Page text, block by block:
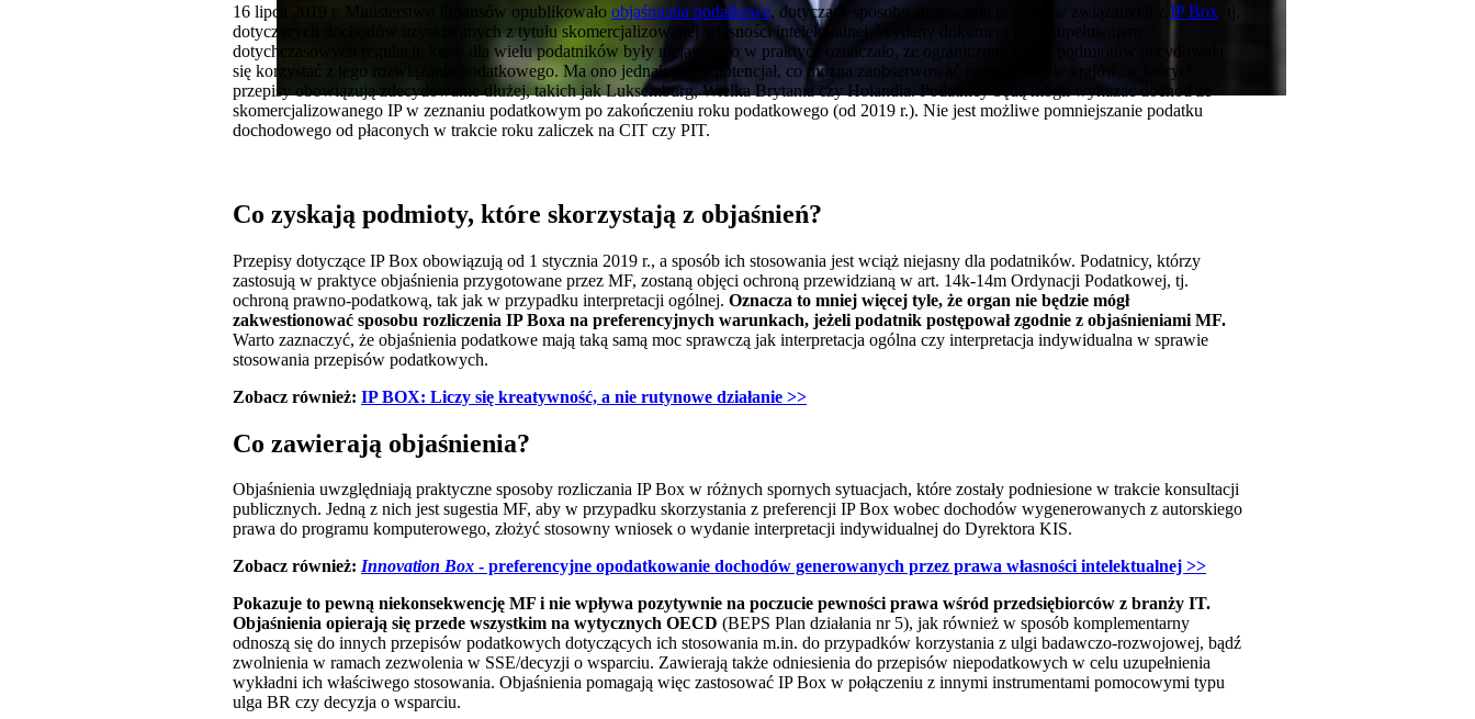
16 lipca 2019 r. Ministerstwo Finansów opublikowało objaśnienia podatkowe, dotyczące sposobu stosowania przepisów związanych z IP Box
dotyczących dochodów uzyskiwanych z tytułu skomercjalizowanej własności intelektualnej. Wydany dokument jest uzupełnieniem
dotychczasowych regulacji, które dla wielu podatników były niejasne, co w praktyce oznaczało, że ograniczona liczba podmiotów decydowała
się korzystać z tego rozwiązania podatkowego. Ma ono jednak spory potencjał, co można zaobserwować na przykładzie krajów, w których
przepisy obowiązują zdecydowanie dłużej, takich jak Luksemburg, Wielka Brytania czy Holandia. Podatnicy będą mogli wykazać dochód ze
skomercjalizowanego IP w zeznaniu podatkowym po zakończeniu roku podatkowego (od 2019 r.). Nie jest możliwe pomniejszanie podatku
dochodowego od płaconych w trakcie roku zaliczek na CIT czy PIT.
Co zyskają podmioty, które skorzystają z objaśnień?
Przepisy dotyczące IP Box obowiązują od 1 stycznia 2019 r., a sposób ich stosowania jest wciąż niejasny dla podatników. Podatnicy, którzy
zastosują w praktyce objaśnienia przygotowane przez MF, zostaną objęci ochroną przewidzianą w art. 14k-14m Ordynacji Podatkowej, tj.
ochroną prawno-podatkową, tak jak w przypadku interpretacji ogólnej. Oznacza to mniej więcej tyle, że organ nie będzie mógł
zakwestionować sposobu rozliczenia IP Boxa na preferencyjnych warunkach, jeżeli podatnik postępował zgodnie z objaśnieniami MF.
Warto zaznaczyć, że objaśnienia podatkowe mają taką samą moc sprawczą jak interpretacja ogólna czy interpretacja indywidualna w sprawie
stosowania przepisów podatkowych.
Zobacz również: IP BOX: Liczy się kreatywność, a nie rutynowe działanie >>
Co zawierają objaśnienia?
Objaśnienia uwzględniają praktyczne sposoby rozliczania IP Box w różnych spornych sytuacjach, które zostały podniesione w trakcie konsultacji
publicznych. Jedną z nich jest sugestia MF, aby w przypadku skorzystania z preferencji IP Box wobec dochodów wygenerowanych z autorskiego
prawa do programu komputerowego, złożyć stosowny wniosek o wydanie interpretacji indywidualnej do Dyrektora KIS.
Zobacz również: Innovation Box - preferencyjne opodatkowanie dochodów generowanych przez prawa własności intelektualnej >>
Pokazuje to pewną niekonsekwencję MF i nie wpływa pozytywnie na poczucie pewności prawa wśród przedsiębiorców z branży IT.
Objaśnienia opierają się przede wszystkim na wytycznych OECD (BEPS Plan działania nr 5), jak również w sposób komplementarny
odnoszą się do innych przepisów podatkowych dotyczących ich stosowania m.in. do przypadków korzystania z ulgi badawczo-rozwojowej, bądź
zwolnienia w ramach zezwolenia w SSE/decyzji o wsparciu. Zawierają także odniesienia do przepisów niepodatkowych w celu uzupełnienia
wykładni ich właściwego stosowania. Objaśnienia pomagają więc zastosować IP Box w połączeniu z innymi instrumentami pomocowymi typu
ulga BR czy decyzja o wsparciu.